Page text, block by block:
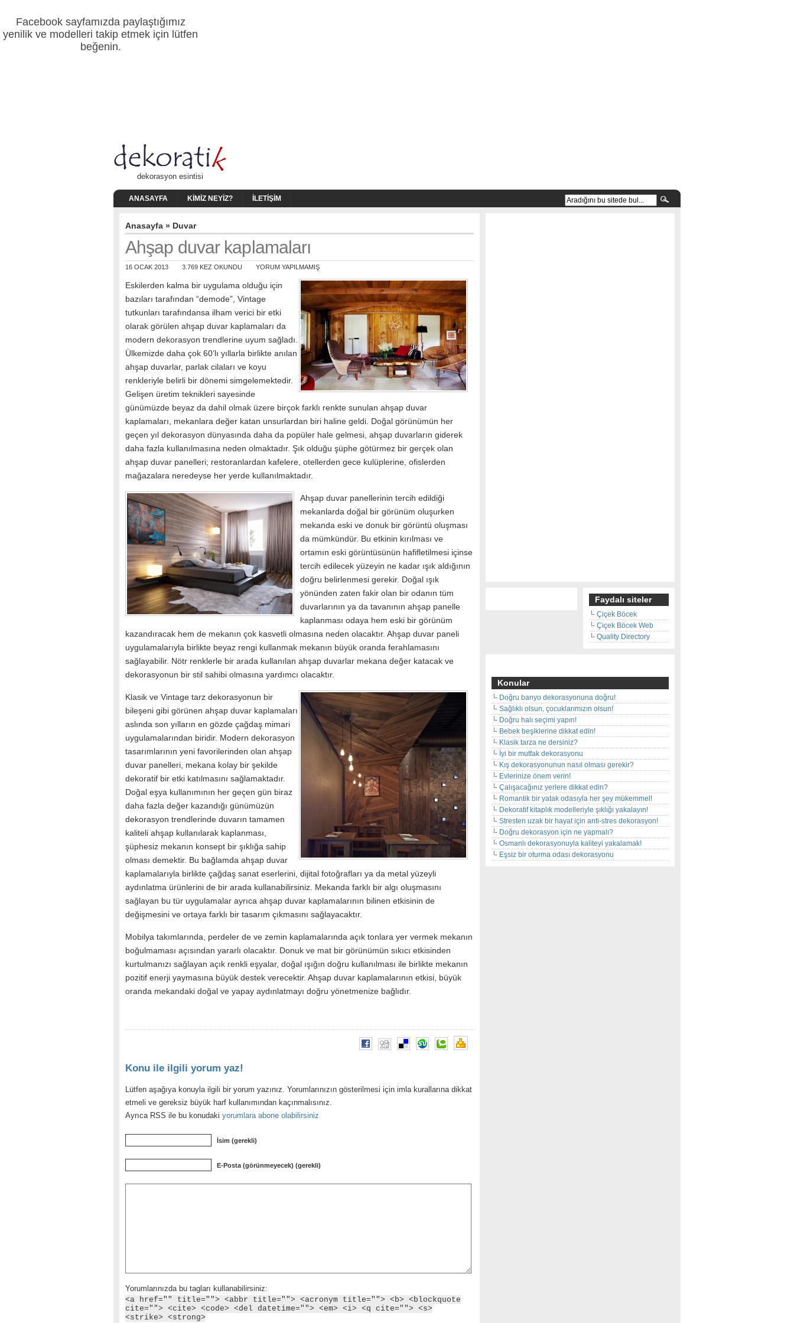
Facebook sayfamızda paylaştığımız
yenilik ve modelleri takip etmek için lütfen
beğenin.
dekorasyon esintisi
ANASAYFA KIMIZ NEYIZ? İLETIŞIM
Anasayfa » Duvar
Ahşap duvar kaplamaları
16 OCAK 2013 3.769 KEZ OKUNDU YORUM YAPILMAMIŞ
Eskilerden kalma bir uygulama olduğu için
bazıları tarafından “demode”, Vintage
tutkunları tarafındansa ilham verici bir etki
olarak görülen ahşap duvar kaplamaları da
modern dekorasyon trendlerine uyum sağladı.
Ülkemizde daha çok 60’lı yıllarla birlikte anılan
ahşap duvarlar, parlak cilaları ve koyu
renkleriyle belirli bir dönemi simgelemektedir.
Gelişen üretim teknikleri sayesinde
günümüzde beyaz da dahil olmak üzere birçok farklı renkte sunulan ahşap duvar
kaplamaları, mekanlara değer katan unsurlardan biri haline geldi. Doğal görünümün her
geçen yıl dekorasyon dünyasında daha da popüler hale gelmesi, ahşap duvarların giderek
daha fazla kullanılmasına neden olmaktadır. Şık olduğu şüphe götürmez bir gerçek olan
ahşap duvar panelleri; restoranlardan kafelere, otellerden gece kulüplerine, ofislerden
mağazalara neredeyse her yerde kullanılmaktadır.
Ahşap duvar panellerinin tercih edildiği
mekanlarda doğal bir görünüm oluşurken
mekanda eski ve donuk bir görüntü oluşması
da mümkündür. Bu etkinin kırılması ve
ortamın eski görüntüsünün hafifletilmesi içinse
tercih edilecek yüzeyin ne kadar ışık aldığının
doğru belirlenmesi gerekir. Doğal ışık
yönünden zaten fakir olan bir odanın tüm
duvarlarının ya da tavanının ahşap panelle
kaplanması odaya hem eski bir görünüm
kazandıracak hem de mekanın çok kasvetli olmasına neden olacaktır. Ahşap duvar paneli
uygulamalarıyla birlikte beyaz rengi kullanmak mekanın büyük oranda ferahlamasını
sağlayabilir. Nötr renklerle bir arada kullanılan ahşap duvarlar mekana değer katacak ve
dekorasyonun bir stil sahibi olmasına yardımcı olacaktır.
Klasik ve Vintage tarz dekorasyonun bir
bileşeni gibi görünen ahşap duvar kaplamaları
aslında son yılların en gözde çağdaş mimari
uygulamalarından biridir. Modern dekorasyon
tasarımlarının yeni favorilerinden olan ahşap
duvar panelleri, mekana kolay bir şekilde
dekoratif bir etki katılmasını sağlamaktadır.
Doğal eşya kullanımının her geçen gün biraz
daha fazla değer kazandığı günümüzün
dekorasyon trendlerinde duvarın tamamen
kaliteli ahşap kullanılarak kaplanması,
şüphesiz mekanın konsept bir şıklığa sahip
olması demektir. Bu bağlamda ahşap duvar
kaplamalarıyla birlikte çağdaş sanat eserlerini, dijital fotoğrafları ya da metal yüzeyli
aydınlatma ürünlerini de bir arada kullanabilirsiniz. Mekanda farklı bir algı oluşmasını
sağlayan bu tür uygulamalar ayrıca ahşap duvar kaplamalarının bilinen etkisinin de
değişmesini ve ortaya farklı bir tasarım çıkmasını sağlayacaktır.
Mobilya takımlarında, perdeler de ve zemin kaplamalarında açık tonlara yer vermek mekanın
boğulmaması açısından yararlı olacaktır. Donuk ve mat bir görünümün sıkıcı etkisinden
kurtulmanızı sağlayan açık renkli eşyalar, doğal ışığın doğru kullanılması ile birlikte mekanın
pozitif enerji yaymasına büyük destek verecektir. Ahşap duvar kaplamalarının etkisi, büyük
oranda mekandaki doğal ve yapay aydınlatmayı doğru yönetmenize bağlıdır.
Konu ile ilgili yorum yaz!
Lütfen aşağıya konuyla ilgili bir yorum yazınız. Yorumlarınızın gösterilmesi için imla kurallarına dikkat
etmeli ve gereksiz büyük harf kullanımından kaçınmalısınız.
Ayrıca RSS ile bu konudaki yorumlara abone olabilirsiniz
İsim (gerekli)
E-Posta (görünmeyecek) (gerekli)
Yorumlarınızda bu tagları kullanabilirsiniz:
<a href="" title=""> <abbr title=""> <acronym title=""> <b> <blockquote
cite=""> <cite> <code> <del datetime=""> <em> <i> <q cite=""> <s>
<strike> <strong>
Faydalı siteler
Çiçek Böcek
Çiçek Böcek Web
Quality Directory
Konular
Doğru banyo dekorasyonuna doğru!
Sağlıklı olsun, çocuklarımızın olsun!
Doğru halı seçimi yapın!
Bebek beşiklerine dikkat edin!
Klasik tarza ne dersiniz?
İyi bir mutfak dekorasyonu
Kış dekorasyonunun nasıl olması gerekir?
Evlerinize önem verin!
Çalışacağınız yerlere dikkat edin?
Romantik bir yatak odasıyla her şey mükemmel!
Dekoratif kitaplık modelleriyle şıklığı yakalayın!
Stresten uzak bir hayat için anti-stres dekorasyon!
Doğru dekorasyon için ne yapmalı?
Osmanlı dekorasyonuyla kaliteyi yakalamak!
Eşsiz bir oturma odası dekorasyonu